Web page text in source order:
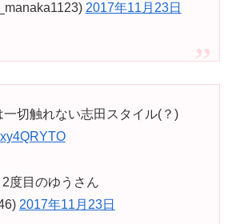
2017年11月23日
一切触れない志田スタイル(？)
度目のゆうさん
2017年11月23日